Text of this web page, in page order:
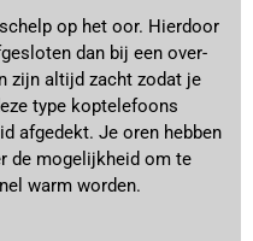
op het oor. Hierdoor
dan bij een over-
zijn altijd zacht zodat je
type koptelefoons
afgedekt. Je oren hebben
de mogelijkheid om te
warm worden.